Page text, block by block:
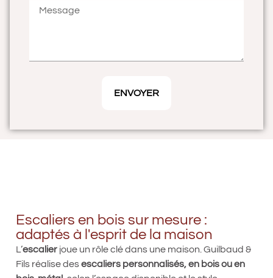
ENVOYER
Escaliers en bois sur mesure :
adaptés à l'esprit de la maison
L’escalier joue un rôle clé dans une maison. Guilbaud &
Fils réalise desescaliers personnalisés, en bois ou en